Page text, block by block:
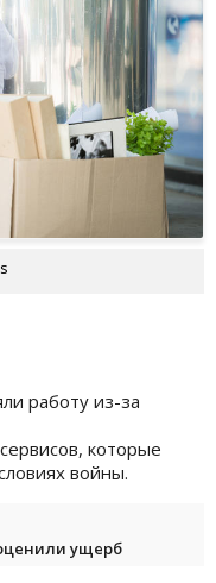
работу из-за
которые
войны.
ущерб